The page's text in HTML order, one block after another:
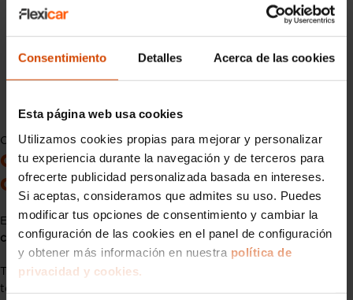
Consentimiento Detalles Acerca de las cookies
Esta página web usa cookies
Utilizamos cookies propias para mejorar y personalizar
tu experiencia durante la navegación y de terceros para
ofrecerte publicidad personalizada basada en intereses.
Si aceptas, consideramos que admites su uso. Puedes
modificar tus opciones de consentimiento y cambiar la
configuración de las cookies en el panel de configuración
y obtener más información en nuestra política de
privacidad y cookies.
Coches híbridos más baratos: Toyota Yaris Cross Hybrid
Coches híbridos más baratos: Toyota
Corolla Touring
El Toyota Corolla Touring es un familiar que comparte
carrocería con el Suzuki Swace.
Tiene un motor gasolina y dos eléctricos con una potencia
total de 140 CV; cuenta con la misma tecnología que el resto